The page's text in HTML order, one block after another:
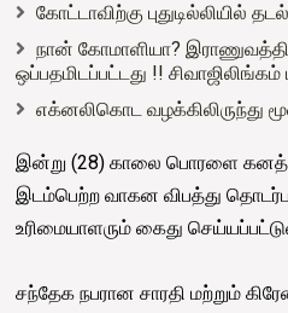
கோட்டாவிற்கு புதுடில்லியில்
நான் கோமாளியா?
ஒப்பதமிடப்பட்டது !!
எக்னலிகொட வழக்கிலிருந்து
இன்று (28) காலை பொரளை கனத்த
இடம்பெற்ற வாகன விபத்து
உரிமையாளரும் கைது
சந்தேக நபரான சாரதி மற்றும்